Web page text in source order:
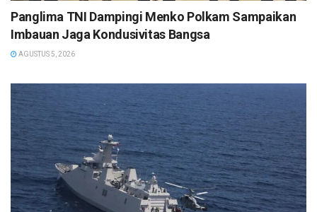
Panglima TNI Dampingi Menko Polkam Sampaikan
Imbauan Jaga Kondusivitas Bangsa
AGUSTUS 5, 2026